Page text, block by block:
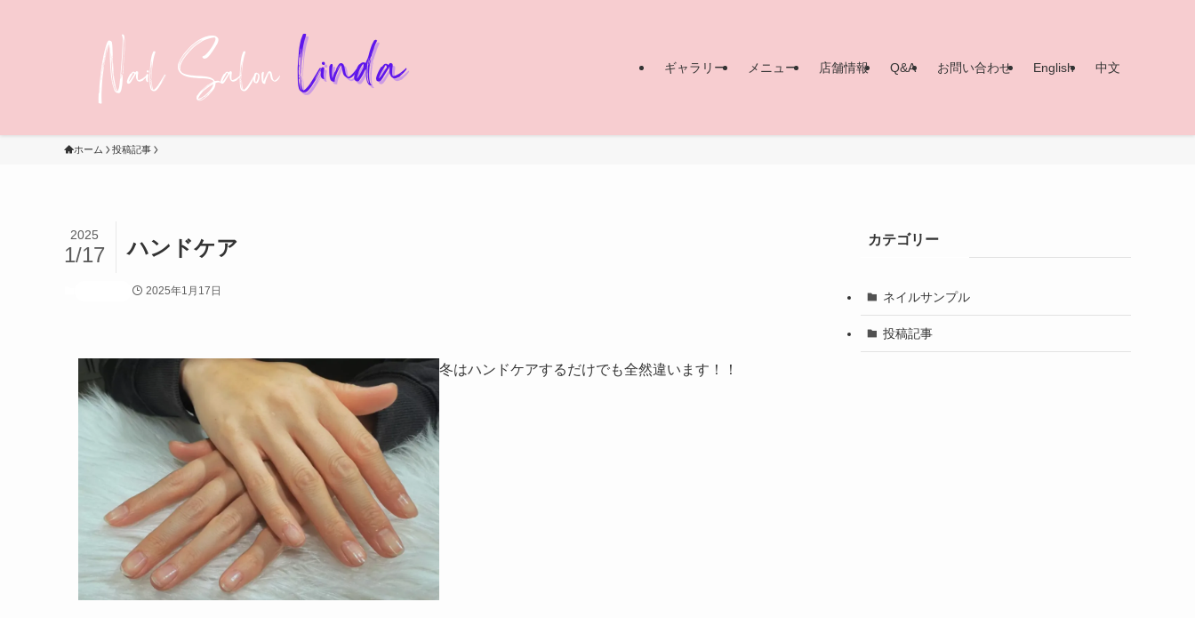
ギャラリー メニュー 店舗情報 Q&A お問い合わせ English 中文
ホーム 投稿記事
ハンドケア
2025
1/17
2025年1月17日
冬はハンドケアするだけでも全然違います！！
カテゴリー
ネイルサンプル
投稿記事